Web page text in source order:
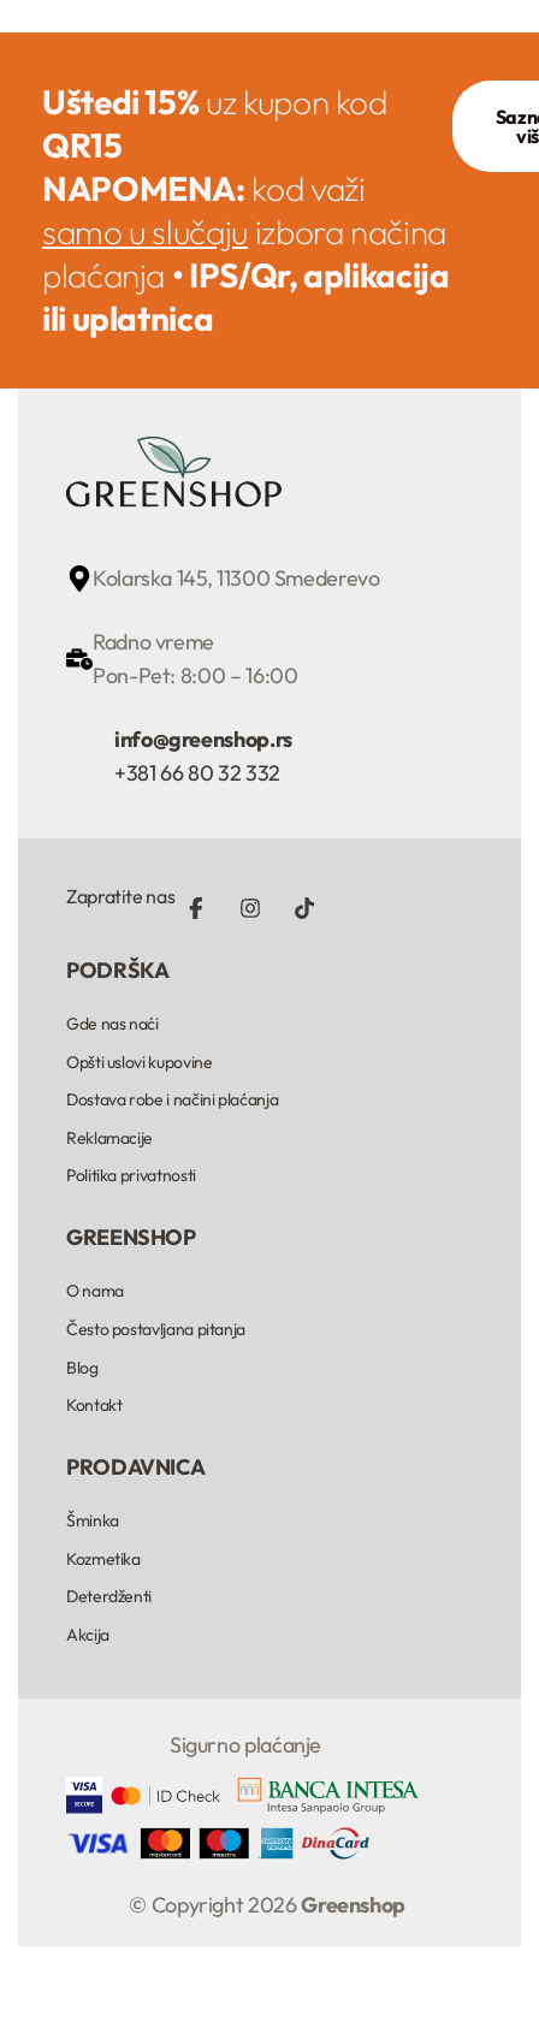
Uštedi 15%uz kupon kod
QR15
NAPOMENA: kod važi
samo u slučaju izbora načina
plaćanja • IPS/Qr, aplikacija
ili uplatnica
Kolarska 145, 11300 Smederevo
Radno vreme
Pon-Pet: 8:00 – 16:00
info@greenshop.rs
+381 66 80 32 332
Zapratite nas
PODRŠKA
Gde nas naći
Opšti uslovi kupovine
Dostava robe i načini plaćanja
Reklamacije
Politika privatnosti
GREENSHOP
O nama
Često postavljana pitanja
Blog
Kontakt
PRODAVNICA
Šminka
Kozmetika
Deterdženti
Akcija
© Copyright 2026Greenshop
Sigurno plaćanje